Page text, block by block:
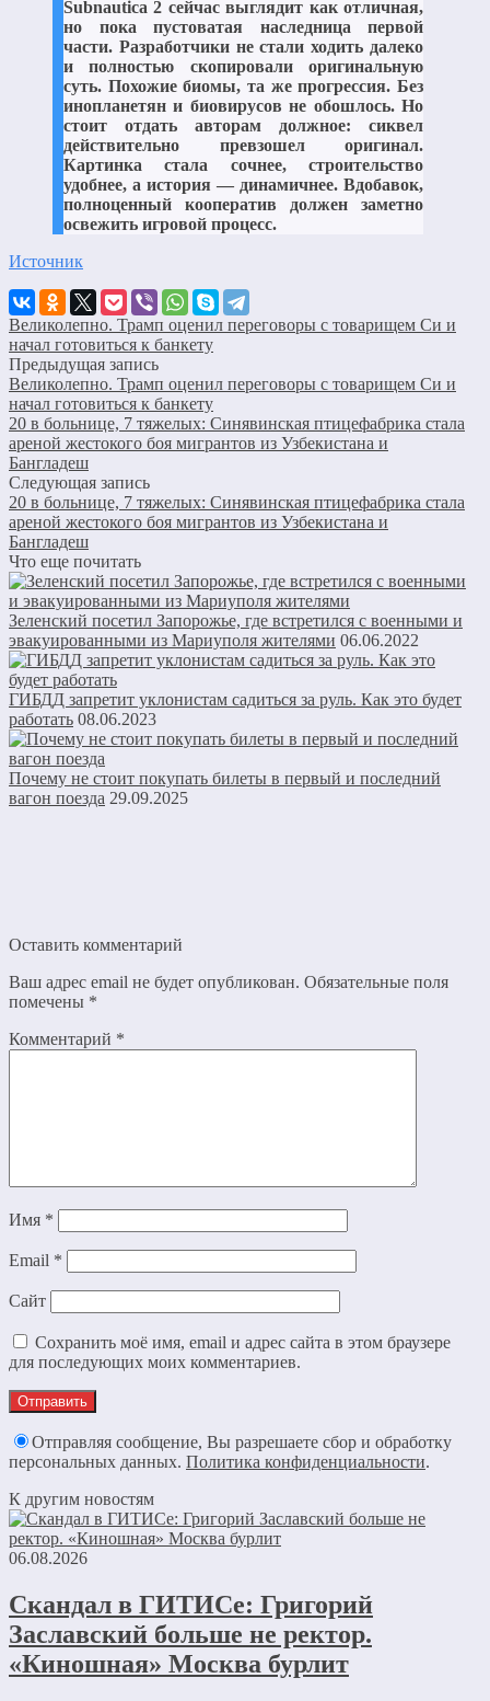
Subnautica 2 сейчас выглядит как отличная,
но пока пустоватая наследница первой
части. Разработчики не стали ходить далеко
и полностью скопировали оригинальную
суть. Похожие биомы, та же прогрессия. Без
инопланетян и биовирусов не обошлось. Но
стоит отдать авторам должное: сиквел
действительно превзошел оригинал.
Картинка стала сочнее, строительство
удобнее, а история — динамичнее. Вдобавок,
полноценный кооператив должен заметно
освежить игровой процесс.
Источник
Великолепно. Трамп оценил переговоры с товарищем Си и
начал готовиться к банкету
Предыдущая запись
Великолепно. Трамп оценил переговоры с товарищем Си и
начал готовиться к банкету
20 в больнице, 7 тяжелых: Синявинская птицефабрика стала
ареной жестокого боя мигрантов из Узбекистана и
Бангладеш
Следующая запись
20 в больнице, 7 тяжелых: Синявинская птицефабрика стала
ареной жестокого боя мигрантов из Узбекистана и
Бангладеш
Что еще почитать
Зеленский посетил Запорожье, где встретился с военными и
эвакуированными из Мариуполя жителями 06.06.2022
ГИБДД запретит уклонистам садиться за руль. Как это будет
работать 08.06.2023
Почему не стоит покупать билеты в первый и последний
вагон поезда 29.09.2025
Оставить комментарий
Ваш адрес email не будет опубликован. Обязательные поля
помечены *
Комментарий *
Имя *
Email *
Сайт
Сохранить моё имя, email и адрес сайта в этом браузере
для последующих моих комментариев.
Отправляя сообщение, Вы разрешаете сбор и обработку
персональных данных. Политика конфиденциальности.
К другим новостям
06.08.2026
Скандал в ГИТИСе: Григорий
Заславский больше не ректор.
«Киношная» Москва бурлит